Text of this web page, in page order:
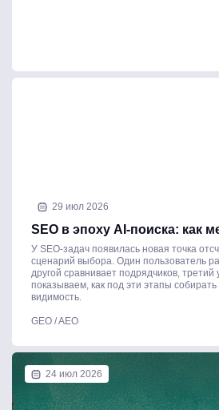
29 июл 2026
SEO в эпоху AI-поиска: как
У SEO-задач появилась новая точка
сценарий выбора. Один пользователь
другой сравнивает подрядчиков, третий
показываем, как под эти этапы собирать
видимость.
GEO / AEO
24 июл 2026